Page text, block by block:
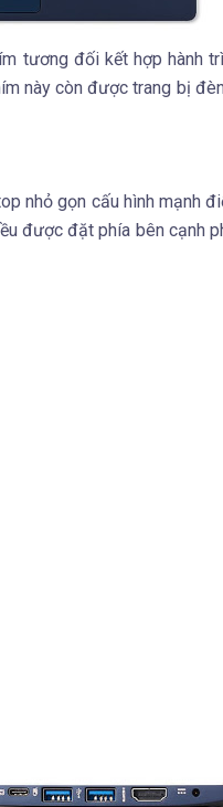
tương đối kết hợp hành
này còn được trang bị
nhỏ gọn cấu hình mạnh
được đặt phía bên cạnh